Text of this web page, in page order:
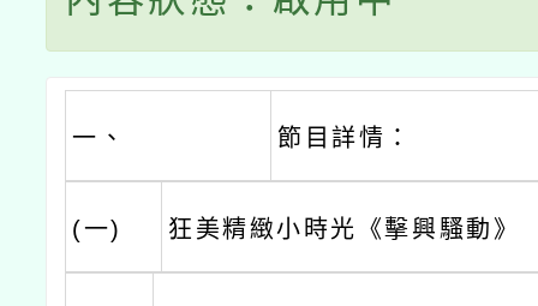
一、 節目詳情：
(一) 狂美精緻小時光《擊興騷動》